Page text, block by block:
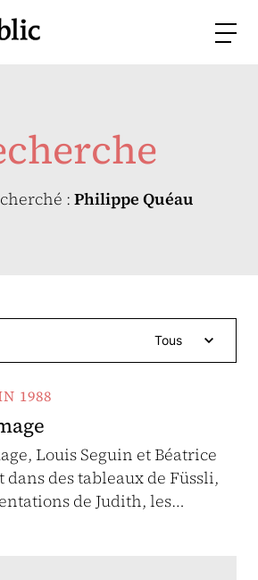
: Philippe Quéau
Tous
1988
Louis Seguin et Béatrice
des tableaux de Füssli,
de Judith, les…